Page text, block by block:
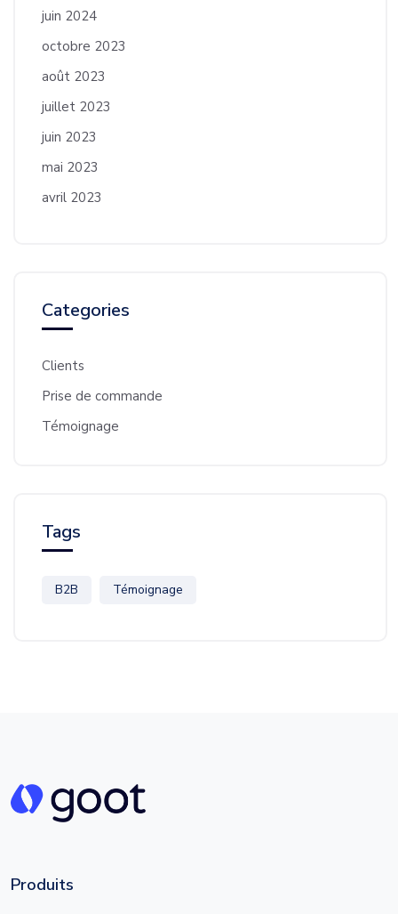
juin 2024
octobre 2023
août 2023
juillet 2023
juin 2023
mai 2023
avril 2023
Categories
Clients
Prise de commande
Témoignage
Tags
B2B Témoignage
Produits